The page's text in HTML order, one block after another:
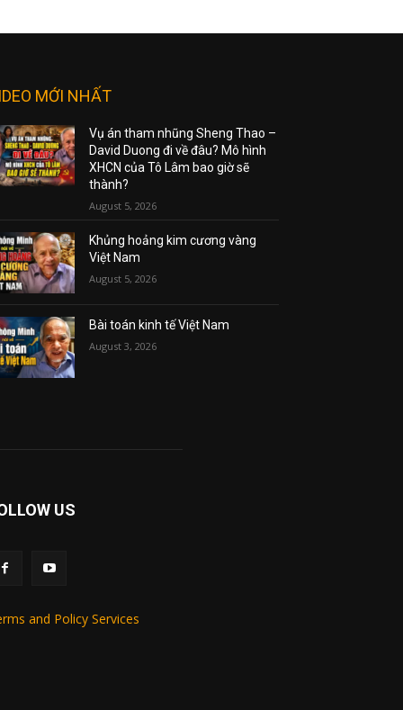
MỚI NHẤT
Vụ án tham nhũng Sheng Thao –
David Duong đi về đâu? Mô hình
XHCN của Tô Lâm bao giờ sẽ
thành?
August 5, 2026
Khủng hoảng kim cương vàng
Việt Nam
August 5, 2026
Bài toán kinh tế Việt Nam
August 3, 2026
US
and Policy Services